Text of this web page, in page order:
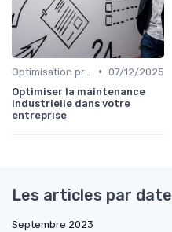
• 07/12/2025
Optimiser la maintenance
industrielle dans votre
entreprise
Les articles par date
Septembre 2023